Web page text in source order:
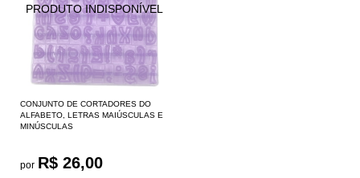
CONJUNTO DE CORTADORES DO
ALFABETO, LETRAS MAIÚSCULAS E
MINÚSCULAS
por R$ 26,00